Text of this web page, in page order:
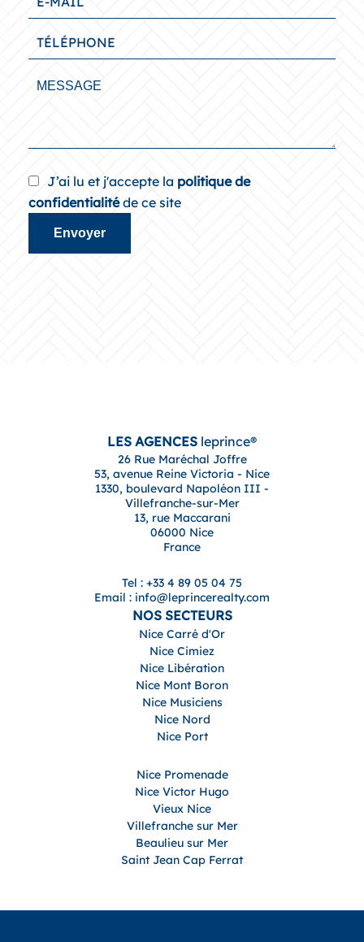
J’ai lu et j'accepte la politique de
confidentialitéde ce site
Envoyer
LES AGENCES leprince®
26 Rue Maréchal Joffre
53, avenue Reine Victoria - Nice
1330, boulevard Napoléon III -
Villefranche-sur-Mer
13, rue Maccarani
06000 Nice
France
Tel : +33 4 89 05 04 75
Email : info@leprincerealty.com
NOS SECTEURS
Nice Carré d'Or
Nice Cimiez
Nice Libération
Nice Mont Boron
Nice Musiciens
Nice Nord
Nice Port
Nice Promenade
Nice Victor Hugo
Vieux Nice
Villefranche sur Mer
Beaulieu sur Mer
Saint Jean Cap Ferrat